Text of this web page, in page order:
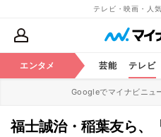
テレビ・映画・人
エンタメ 芸能 テレビ
Googleでマイナビニュ
福士誠治・稲葉友ら、